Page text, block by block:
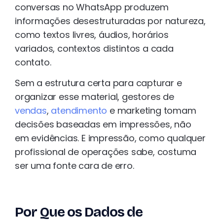
conversas no WhatsApp produzem
informações desestruturadas por natureza,
como textos livres, áudios, horários
variados, contextos distintos a cada
contato.
Sem a estrutura certa para capturar e
organizar esse material, gestores de
vendas, atendimento e marketing tomam
decisões baseadas em impressões, não
em evidências. E impressão, como qualquer
profissional de operações sabe, costuma
ser uma fonte cara de erro.
Por Que os Dados de